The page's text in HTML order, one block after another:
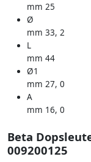
mm 25
Ø
mm 33, 2
L
mm 44
Ø1
mm 27, 0
A
mm 16, 0
Beta
009200125